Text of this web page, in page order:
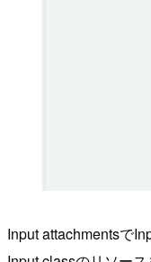
Input attachmentsで